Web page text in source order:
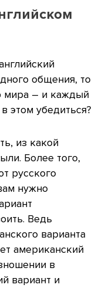
общения, то
мира – и каждый
этом убедиться?
из какой
Более того,
русского
нужно
Ведь
варианта
американский
в
вариант и